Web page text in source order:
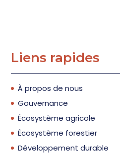
Liens rapides
À propos de nous
Gouvernance
Écosystème agricole
Écosystème forestier
Développement durable